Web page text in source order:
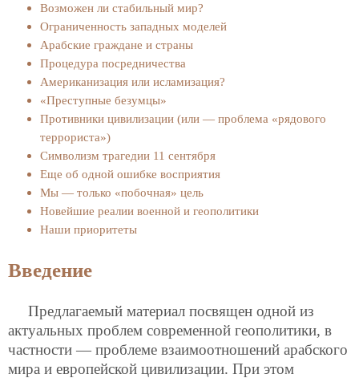
Возможен ли стабильный мир?
Ограниченность западных моделей
Арабские граждане и страны
Процедура посредничества
Американизация или исламизация?
«Преступные безумцы»
Противники цивилизации (или — проблема «рядового
террориста»)
Символизм трагедии 11 сентября
Еще об одной ошибке восприятия
Мы — только «побочная» цель
Новейшие реалии военной и геополитики
Наши приоритеты
Введение
Предлагаемый материал посвящен одной из
актуальных проблем современной геополитики, в
частности — проблеме взаимоотношений арабского
мира и европейской цивилизации. При этом